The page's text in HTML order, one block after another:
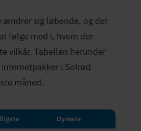
sig løbende, og det
følge med i, hvem der
vilkår. Tabellen herunder
i Solrød
måned.
Dyreste